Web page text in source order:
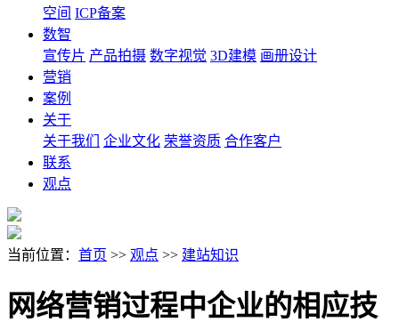
空间 ICP备案
数智
宣传片 产品拍摄 数字视觉 3D建模 画册设计
营销
案例
关于
关于我们
企业文化 荣誉资质 合作客户
联系
观点
当前位置： 首页 >> 观点 >> 建站知识
网络营销过程中企业的相应技